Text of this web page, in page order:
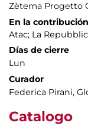
Zètema Progetto
En la
Atac; La
Días de cierre
Lun
Curador
Federica Pirani,
Catalogo